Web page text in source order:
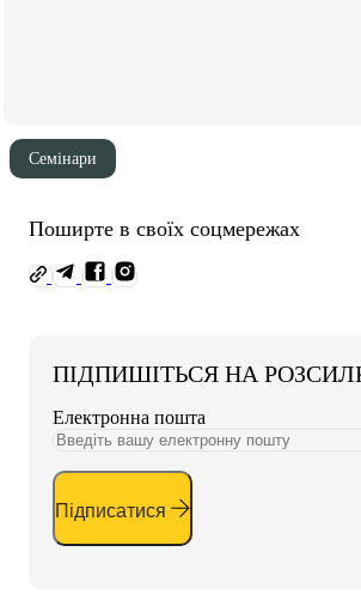
Семінари
ПІДПИШІТЬСЯ НА
Електронна пошта
Підписатися
Поширте в своїх соцмережах